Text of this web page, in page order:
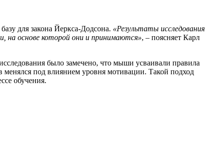
для закона Йеркса-Додсона. «Результаты исследования
на основе которой они и принимаются», – поясняет Карл
было замечено, что мыши усваивали правила
под влиянием уровня мотивации. Такой подход
обучения.